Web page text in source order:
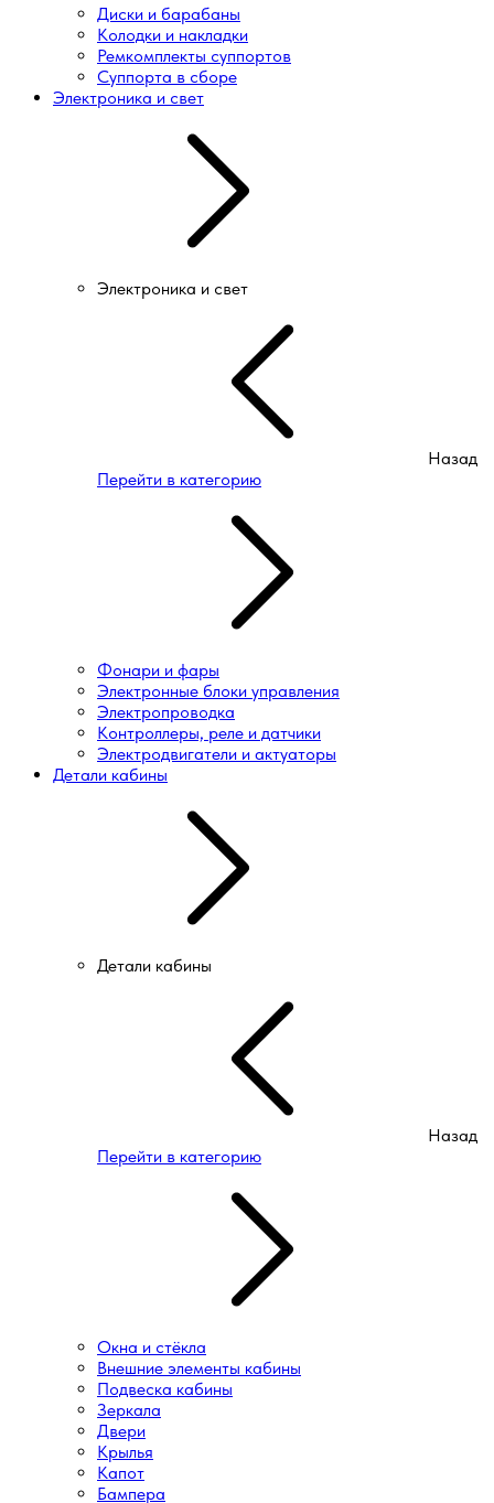
Диски и барабаны
Колодки и накладки
Ремкомплекты суппортов
Суппорта в сборе
Электроника и свет
Электроника и свет
Назад
Перейти в категорию
Фонари и фары
Электронные блоки управления
Электропроводка
Контроллеры, реле и датчики
Электродвигатели и актуаторы
Детали кабины
Детали кабины
Назад
Перейти в категорию
Окна и стёкла
Внешние элементы кабины
Подвеска кабины
Зеркала
Двери
Крылья
Капот
Бампера